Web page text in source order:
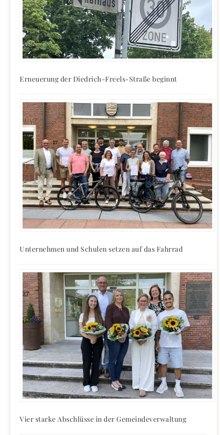
Erneuerung der Diedrich-Freels-Straße beginnt
Unternehmen und Schulen setzen auf das Fahrrad
Vier starke Abschlüsse in der Gemeindeverwaltung